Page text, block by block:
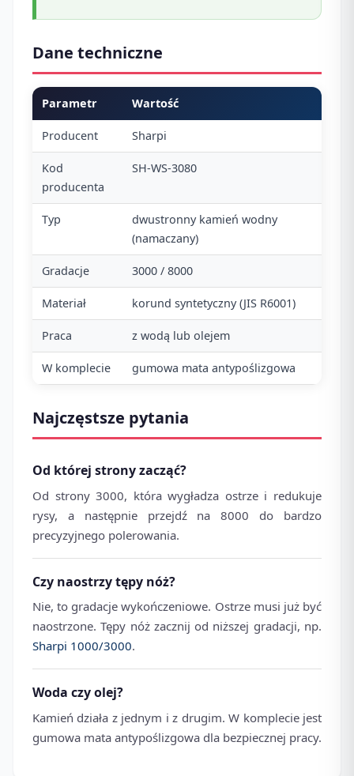
Dane techniczne
Parametr Wartość
Producent Sharpi
Kod
producenta
SH-WS-3080
Typ
dwustronny kamień wodny
(namaczany)
Gradacje 3000 / 8000
Materiał korund syntetyczny (JIS R6001)
Praca z wodą lub olejem
W komplecie gumowa mata antypoślizgowa
Najczęstsze pytania
Od której strony zacząć?
Od strony 3000, która wygładza ostrze i redukuje
rysy, a następnie przejdź na 8000 do bardzo
precyzyjnego polerowania.
Czy naostrzy tępy nóż?
Nie, to gradacje wykończeniowe. Ostrze musi już być
naostrzone. Tępy nóż zacznij od niższej gradacji, np.
Sharpi 1000/3000.
Woda czy olej?
Kamień działa z jednym i z drugim. W komplecie jest
gumowa mata antypoślizgowa dla bezpiecznej pracy.